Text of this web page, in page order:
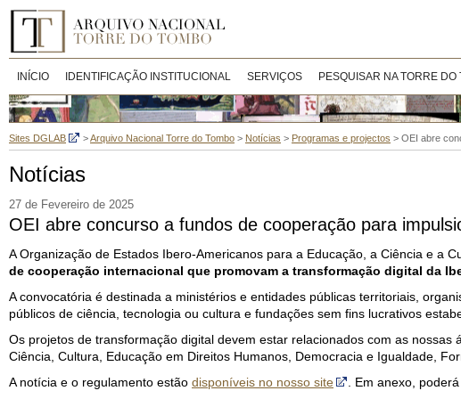
INÍCIO IDENTIFICAÇÃO INSTITUCIONAL SERVIÇOS PESQUISAR NA TORRE DO
Sites DGLAB >Arquivo Nacional Torre do Tombo > Notícias > Programas e projectos > OEI abre
Notícias
27 de Fevereiro de 2025
OEI abre concurso a fundos de cooperação para
A Organização de Estados Ibero-Americanos para a Educação, a Ciência e a
de cooperação internacional que promovam a transformação digital da
A convocatória é destinada a ministérios e entidades públicas territoriais,
públicos de ciência, tecnologia ou cultura e fundações sem fins lucrativos
Os projetos de transformação digital devem estar relacionados com as
Ciência, Cultura, Educação em Direitos Humanos, Democracia e Igualdade,
A notícia e o regulamento estão disponíveis no nosso site . Em anexo,